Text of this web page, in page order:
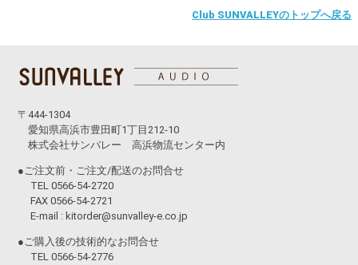
Club SUNVALLEYのトップへ戻る
〒444-1304
愛知県高浜市豊田町1丁目212-10
株式会社サンバレー 高浜物流センター内
●ご注文前・ご注文/配送のお問合せ
TEL 0566-54-2720
FAX 0566-54-2721
E-mail : kitorder@sunvalley-e.co.jp
●ご購入後の技術的なお問合せ
TEL 0566-54-2776